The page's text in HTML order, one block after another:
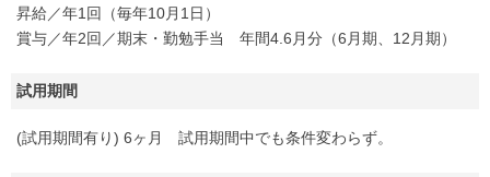
昇給／年1回（毎年10月1日）
賞与／年2回／期末・勤勉手当 年間4.6月分（6月期、12月期）
試用期間
(試用期間有り) 6ヶ月 試用期間中でも条件変わらず。